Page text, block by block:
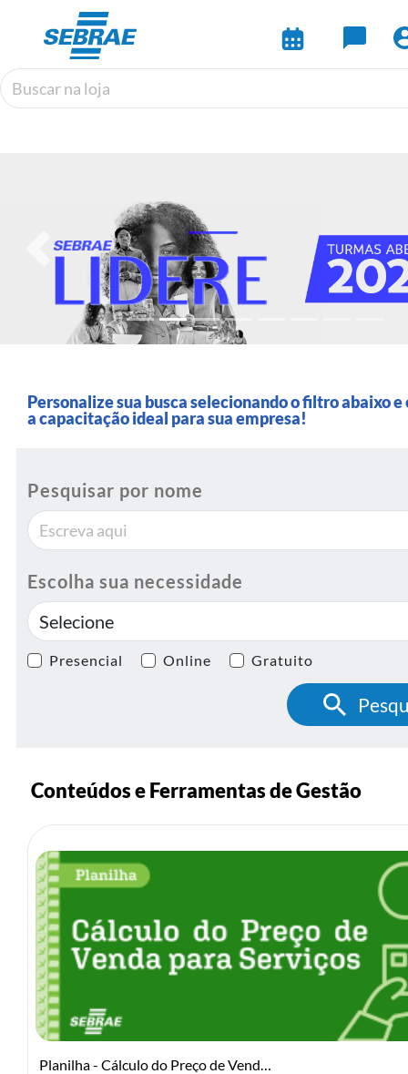
Previous
Personalize sua busca selecionando o filtro abaixo
a capacitação ideal para sua empresa!
Pesquisar por nome
Escolha sua necessidade
Presencial Online Gratuito
Conteúdos e Ferramentas de Gestão
Planilha - Cálculo do Preço de Venda para Serviços